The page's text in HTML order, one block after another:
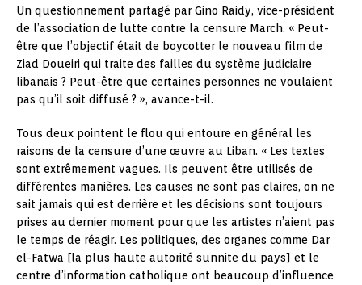
Un questionnement partagé par Gino Raidy, vice-président
de l’association de lutte contre la censure March. « Peut-
être que l’objectif était de boycotter le nouveau film de
Ziad Doueiri qui traite des failles du système judiciaire
libanais ? Peut-être que certaines personnes ne voulaient
pas qu’il soit diffusé ? », avance-t-il.
Tous deux pointent le flou qui entoure en général les
raisons de la censure d’une œuvre au Liban. « Les textes
sont extrêmement vagues. Ils peuvent être utilisés de
différentes manières. Les causes ne sont pas claires, on ne
sait jamais qui est derrière et les décisions sont toujours
prises au dernier moment pour que les artistes n’aient pas
le temps de réagir. Les politiques, des organes comme Dar
el-Fatwa [la plus haute autorité sunnite du pays] et le
centre d’information catholique ont beaucoup d’influence